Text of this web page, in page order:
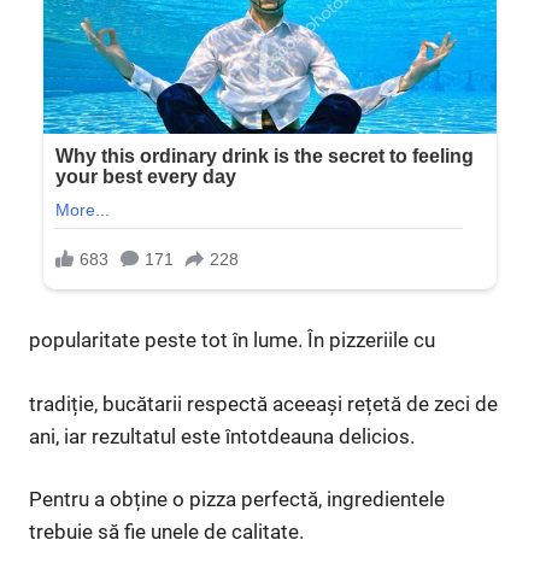
popularitate peste tot în lume. În pizzeriile cu
tradiție, bucătarii respectă aceeași rețetă de zeci de
ani, iar rezultatul este întotdeauna delicios.
Pentru a obține o pizza perfectă, ingredientele
trebuie să fie unele de calitate.